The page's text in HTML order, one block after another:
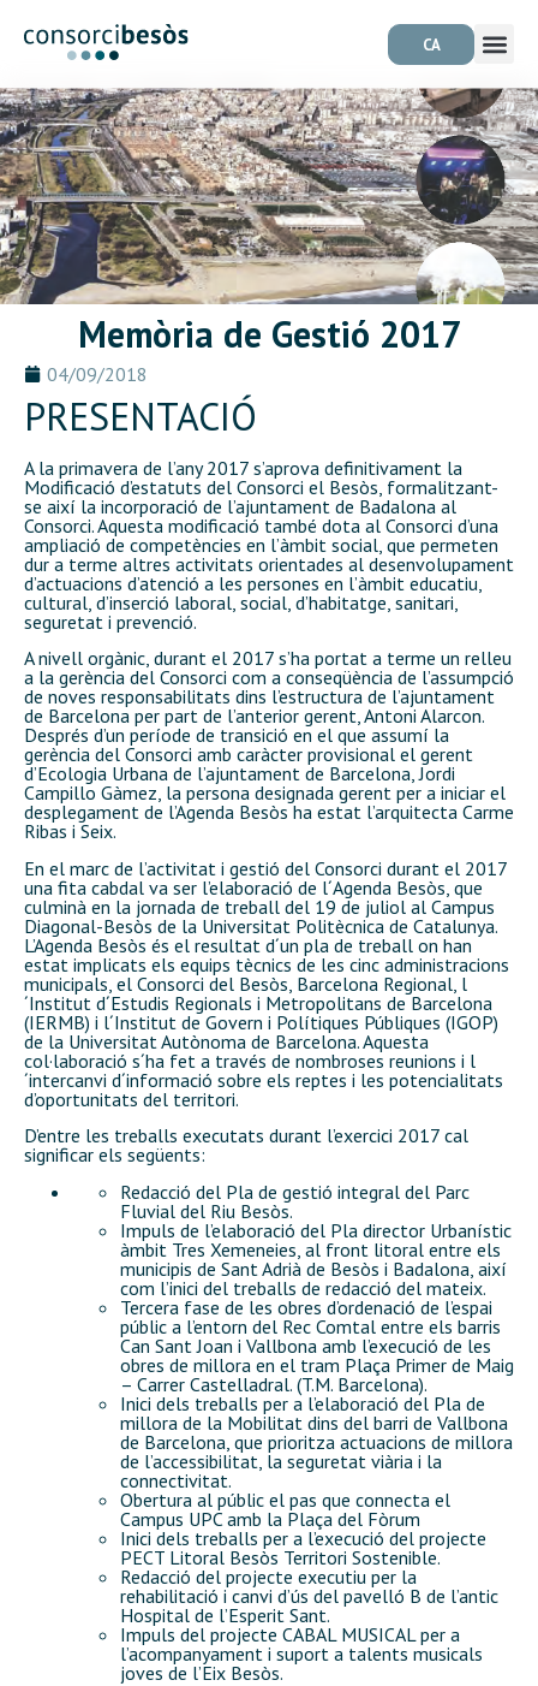
CA
Memòria de Gestió 2017
04/09/2018
PRESENTACIÓ
A la primavera de l’any 2017 s’aprova definitivament la
Modificació d’estatuts del Consorci el Besòs, formalitzant-
se així la incorporació de l’ajuntament de Badalona al
Consorci. Aquesta modificació també dota al Consorci d’una
ampliació de competències en l’àmbit social, que permeten
dur a terme altres activitats orientades al desenvolupament
d’actuacions d’atenció a les persones en l’àmbit educatiu,
cultural, d’inserció laboral, social, d’habitatge, sanitari,
seguretat i prevenció.
A nivell orgànic, durant el 2017 s’ha portat a terme un relleu
a la gerència del Consorci com a conseqüència de l’assumpció
de noves responsabilitats dins l’estructura de l’ajuntament
de Barcelona per part de l’anterior gerent, Antoni Alarcon.
Després d’un període de transició en el que assumí la
gerència del Consorci amb caràcter provisional el gerent
d’Ecologia Urbana de l’ajuntament de Barcelona, Jordi
Campillo Gàmez, la persona designada gerent per a iniciar el
desplegament de l’Agenda Besòs ha estat l’arquitecta Carme
Ribas i Seix.
En el marc de l’activitat i gestió del Consorci durant el 2017
una fita cabdal va ser l’elaboració de l´Agenda Besòs, que
culminà en la jornada de treball del 19 de juliol al Campus
Diagonal-Besòs de la Universitat Politècnica de Catalunya.
L’Agenda Besòs és el resultat d´un pla de treball on han
estat implicats els equips tècnics de les cinc administracions
municipals, el Consorci del Besòs, Barcelona Regional, l
´Institut d´Estudis Regionals i Metropolitans de Barcelona
(IERMB) i l´Institut de Govern i Polítiques Públiques (IGOP)
de la Universitat Autònoma de Barcelona. Aquesta
col·laboració s´ha fet a través de nombroses reunions i l
´intercanvi d´informació sobre els reptes i les potencialitats
d’oportunitats del territori.
D’entre les treballs executats durant l’exercici 2017 cal
significar els següents:
Redacció del Pla de gestió integral del Parc
Fluvial del Riu Besòs.
Impuls de l’elaboració del Pla director Urbanístic
àmbit Tres Xemeneies, al front litoral entre els
municipis de Sant Adrià de Besòs i Badalona, així
com l’inici del treballs de redacció del mateix.
Tercera fase de les obres d’ordenació de l’espai
públic a l’entorn del Rec Comtal entre els barris
Can Sant Joan i Vallbona amb l’execució de les
obres de millora en el tram Plaça Primer de Maig
– Carrer Castelladral. (T.M. Barcelona).
Inici dels treballs per a l’elaboració del Pla de
millora de la Mobilitat dins del barri de Vallbona
de Barcelona, que prioritza actuacions de millora
de l’accessibilitat, la seguretat viària i la
connectivitat.
Obertura al públic el pas que connecta el
Campus UPC amb la Plaça del Fòrum
Inici dels treballs per a l’execució del projecte
PECT Litoral Besòs Territori Sostenible.
Redacció del projecte executiu per la
rehabilitació i canvi d’ús del pavelló B de l’antic
Hospital de l’Esperit Sant.
Impuls del projecte CABAL MUSICAL per a
l’acompanyament i suport a talents musicals
joves de l’Eix Besòs.